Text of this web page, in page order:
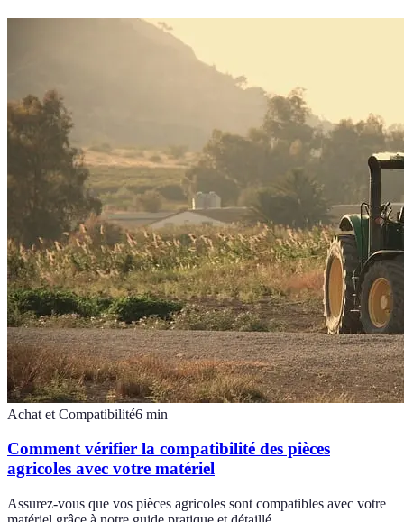
Achat et Compatibilité6 min
Comment vérifier la compatibilité des pièces
agricoles avec votre matériel
Assurez-vous que vos pièces agricoles sont compatibles avec votre